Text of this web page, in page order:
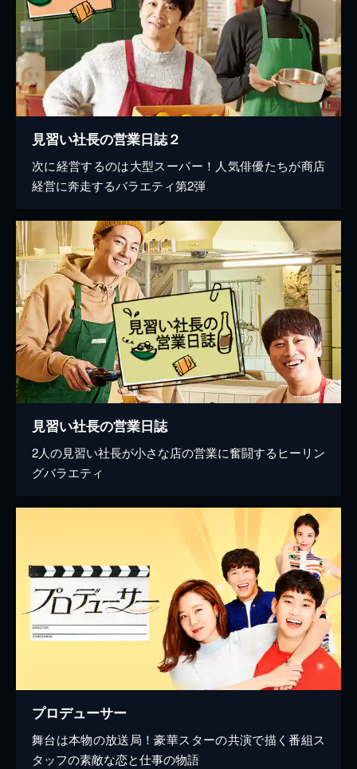
見習い社長の営業日誌２
次に経営するのは大型スーパー！人気俳優たちが商店
経営に奔走するバラエティ第2弾
見習い社長の営業日誌
2人の見習い社長が小さな店の営業に奮闘するヒーリン
グバラエティ
プロデューサー
舞台は本物の放送局！豪華スターの共演で描く番組ス
タッフの素敵な恋と仕事の物語